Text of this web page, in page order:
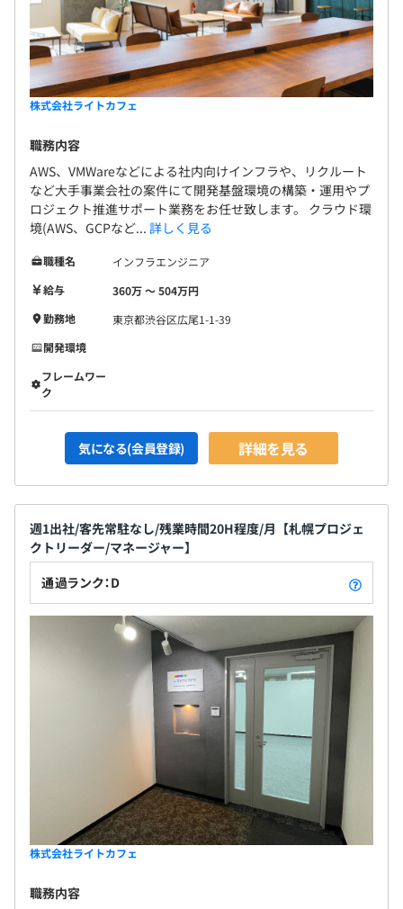
株式会社ライトカフェ
職務内容
AWS、VMWareなどによる社内向けインフラや、リクルート
など大手事業会社の案件にて開発基盤環境の構築・運用やプ
ロジェクト推進サポート業務をお任せ致します。 クラウド環
境(AWS、GCPなど... 詳しく見る
職種名
インフラエンジニア
給与
360万 〜 504万円
勤務地
東京都渋谷区広尾1-1-39
開発環境
フレームワー
ク
気になる(会員登録) 詳細を見る
週1出社/客先常駐なし/残業時間20H程度/月【札幌プロジェ
クトリーダー/マネージャー】
通過ランク：D
株式会社ライトカフェ
職務内容